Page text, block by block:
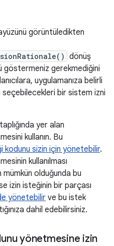
görüntüledikten
dönüş
göstermeniz gerekmediğini
uygulamanıza belirli
bir sistem izni
yer alan
kullanın. Bu
kodunu sizin için yönetebilir.
kullanılması
mümkün olduğunda bu
izin isteğinin bir parçası
yönetebilir ve bu istek
dahil edebilirsiniz.
yönetmesine izin